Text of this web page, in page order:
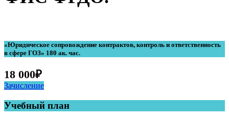
«Юридическое сопровождение контрактов, контроль и ответственность
в сфере ГОЗ» 180 ак. час.
18 000₽
Зачисление
Учебный план